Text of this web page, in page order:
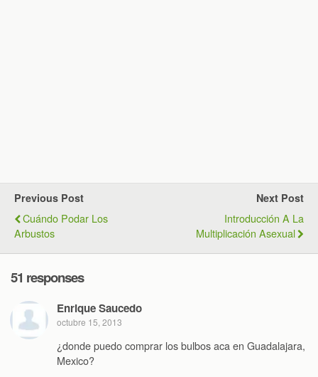
Previous Post
Cuándo Podar Los
Arbustos
Next Post
Introducción A La
Multiplicación Asexual
51 responses
Enrique Saucedo
octubre 15, 2013
¿donde puedo comprar los bulbos aca en Guadalajara,
Mexico?